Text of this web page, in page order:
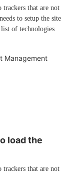
that are not
to setup the site
of technologies
Management
load the
that are not